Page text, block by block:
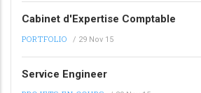
Cabinet d'Expertise Comptable
PORTFOLIO / 29 Nov 15
Service Engineer